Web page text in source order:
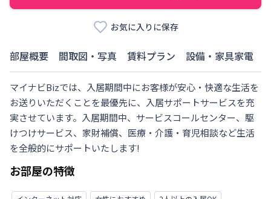
お気に入りに保存
部屋概要 間取図・写真 賃料プラン 設備・家具家電
マイナビBizでは、入居期間中にお客様が安心・快適な生活を
お送りいただくことを最優先に、入居サポートサービスを充
実させています。入居期間中、サービスコールセンター、駆
けつけサービス、家財補償、医療・介護・育児相談など生活
を全般的にサポートいたします!
お部屋の特徴